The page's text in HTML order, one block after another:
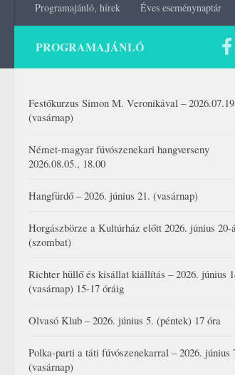
Programajánló, hírek Éves eseménynaptár
PROGRAMAJÁNLÓ
Festőkurzus Simon M. Veronikával –
(vasárnap)
Német-magyar fúvószenekari hangverseny
2026.08.05., 18.00
Hangfürdő – 2026. június 21. (vasárnap)
Horgászbörze a Kultúrház előtt 2026. június 20-
(szombat)
Richter hüllő és kisállat kiállítás – 2026. június
(vasárnap) 15-17 óráig
Olvasó Klub – 2026. június 5. (péntek) 17 óra
Polka-parti a táti fúvószenekarral – 2026. június
(vasárnap)